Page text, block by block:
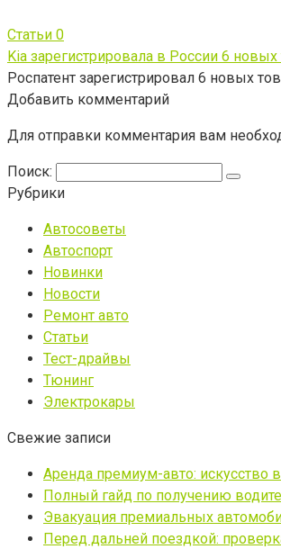
Статьи 0
Kia зарегистрировала в России 6
Роспатент зарегистрировал 6 новых
Добавить комментарий
Для отправки комментария вам
Поиск:
Рубрики
Автосоветы
Автоспорт
Новинки
Новости
Ремонт авто
Статьи
Тест-драйвы
Тюнинг
Электрокары
Свежие записи
Аренда премиум-авто: искусство
Полный гайд по получению
Эвакуация премиальных
Перед дальней поездкой: